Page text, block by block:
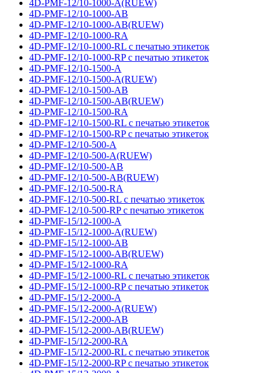
4D-PMF-12/10-1000-A(RUEW)
4D-PMF-12/10-1000-AB
4D-PMF-12/10-1000-AB(RUEW)
4D-PMF-12/10-1000-RA
4D-PMF-12/10-1000-RL с печатью этикеток
4D-PMF-12/10-1000-RP с печатью этикеток
4D-PMF-12/10-1500-A
4D-PMF-12/10-1500-A(RUEW)
4D-PMF-12/10-1500-AB
4D-PMF-12/10-1500-AB(RUEW)
4D-PMF-12/10-1500-RA
4D-PMF-12/10-1500-RL с печатью этикеток
4D-PMF-12/10-1500-RP с печатью этикеток
4D-PMF-12/10-500-A
4D-PMF-12/10-500-A(RUEW)
4D-PMF-12/10-500-AB
4D-PMF-12/10-500-AB(RUEW)
4D-PMF-12/10-500-RA
4D-PMF-12/10-500-RL с печатью этикеток
4D-PMF-12/10-500-RP с печатью этикеток
4D-PMF-15/12-1000-A
4D-PMF-15/12-1000-A(RUEW)
4D-PMF-15/12-1000-AB
4D-PMF-15/12-1000-AB(RUEW)
4D-PMF-15/12-1000-RA
4D-PMF-15/12-1000-RL с печатью этикеток
4D-PMF-15/12-1000-RP с печатью этикеток
4D-PMF-15/12-2000-A
4D-PMF-15/12-2000-A(RUEW)
4D-PMF-15/12-2000-AB
4D-PMF-15/12-2000-AB(RUEW)
4D-PMF-15/12-2000-RA
4D-PMF-15/12-2000-RL с печатью этикеток
4D-PMF-15/12-2000-RP с печатью этикеток